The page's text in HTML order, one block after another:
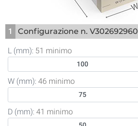
1 Configurazione n. V302692960
L (mm): 51 minimo
W (mm): 46 minimo
D (mm): 41 minimo